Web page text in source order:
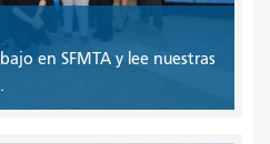
en SFMTA y lee nuestras